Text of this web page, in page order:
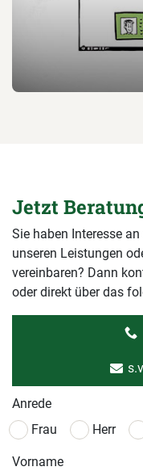
Jetzt
Sie haben Interesse
unseren Leistungen
vereinbaren? Dann
oder direkt über das
Anrede
Frau
Herr
Vorname